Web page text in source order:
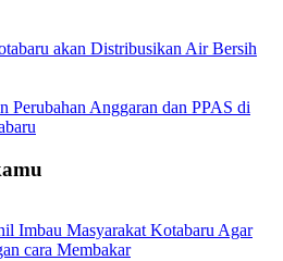
akan Distribusikan Air Bersih
Perubahan Anggaran dan PPAS di
Imbau Masyarakat Kotabaru Agar
cara Membakar